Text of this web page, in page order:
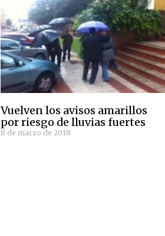
Vuelven los avisos amarillos
por riesgo de lluvias fuertes
8 de marzo de 2018